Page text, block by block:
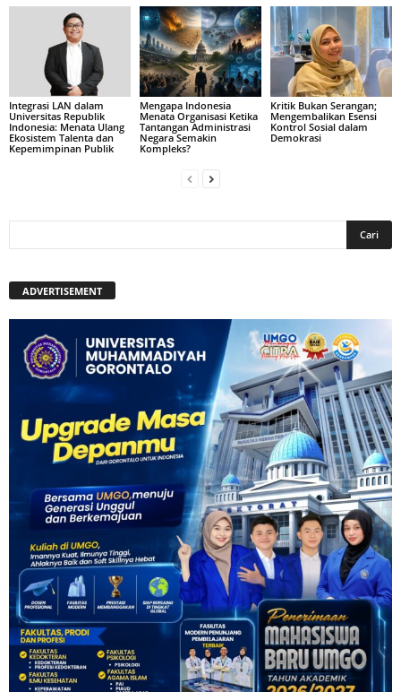
Integrasi LAN dalam
Universitas Republik
Indonesia: Menata Ulang
Ekosistem Talenta dan
Kepemimpinan Publik
Mengapa Indonesia
Menata Organisasi Ketika
Tantangan Administrasi
Negara Semakin
Kompleks?
Kritik Bukan Serangan;
Mengembalikan Esensi
Kontrol Sosial dalam
Demokrasi
ADVERTISEMENT